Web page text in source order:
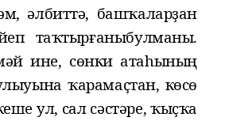
, әлбиттә, башҡаларҙан
таҡтырғаныбулманы.
ине, сөнки атаһының
ҡарамаҫтан, көсө
ул, сал сәстәре,ҡыҫҡа